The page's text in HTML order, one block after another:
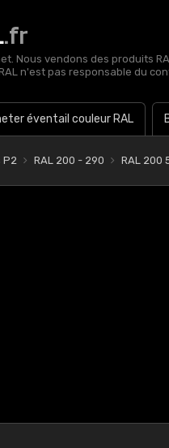
.fr
Nous vendons des produits
n'est pas responsable du
éventail couleur RAL
P2 RAL 200 - 290 RAL 200